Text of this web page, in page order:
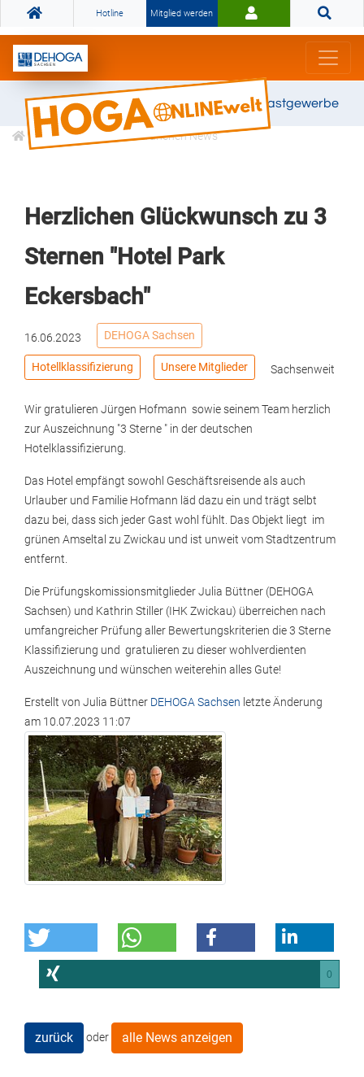
Hotline Mitglied werden
Gemeinsam stark für das Gastgewerbe
Informationen Branchen News
Herzlichen Glückwunsch zu 3
Sternen "Hotel Park
Eckersbach"
16.06.2023 DEHOGA Sachsen
Hotellklassifizierung Unsere Mitglieder Sachsenweit
Wir gratulieren Jürgen Hofmann sowie seinem Team herzlich
zur Auszeichnung "3 Sterne " in der deutschen
Hotelklassifizierung.
Das Hotel empfängt sowohl Geschäftsreisende als auch
Urlauber und Familie Hofmann läd dazu ein und trägt selbt
dazu bei, dass sich jeder Gast wohl fühlt. Das Objekt liegt im
grünen Amseltal zu Zwickau und ist unweit vom Stadtzentrum
entfernt.
Die Prüfungskomissionsmitglieder Julia Büttner (DEHOGA
Sachsen) und Kathrin Stiller (IHK Zwickau) überreichen nach
umfangreicher Prüfung aller Bewertungskriterien die 3 Sterne
Klassifizierung und gratulieren zu dieser wohlverdienten
Auszeichnung und wünschen weiterehin alles Gute!
Erstellt von Julia Büttner DEHOGA Sachsen letzte Änderung
am 10.07.2023 11:07
0
zurück oder alle News anzeigen